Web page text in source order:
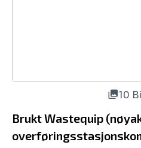
10
Brukt Wastequip